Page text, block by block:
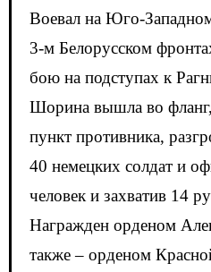
Воевал на Юго-
3-м Белорусском
бою на подступах к
Шорина вышла во
пункт противника,
40 немецких солдат и
человек и захватив 14
Награжден орденом
также – орденом